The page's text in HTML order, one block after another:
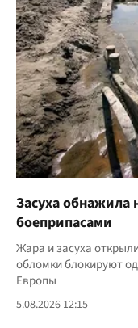
Засуха обнажила
боеприпасами
Жара и засуха
обломки блокируют
Европы
5.08.2026 12:15